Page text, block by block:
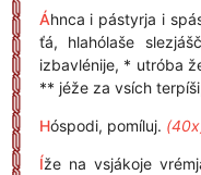
Áhnca i pástyrja i
ťá, hlahólaše
izbavlénije, * utróba
** jéže za vsích
Hóspodi, pomíluj.
Íže na vsjákoje